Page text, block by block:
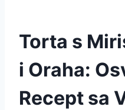
Torta s
i Oraha:
Recept sa